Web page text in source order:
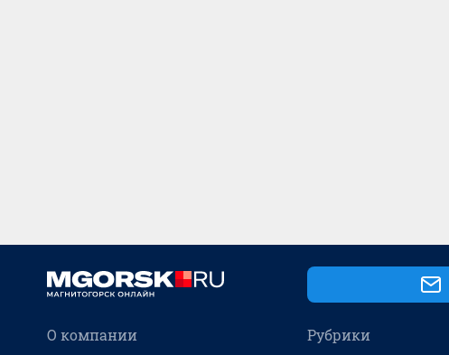
О компании Рубрики